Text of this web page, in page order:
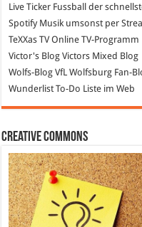
Live Ticker Fussball der
SpotifyMusik umsonst per
TeXXas TVOnline TV-Programm
Victor's Blog Victors Mixed Blog
Wolfs-Blog VfL Wolfsburg Fan-
Wunderlist To-Do Liste im Web
Creative Commons